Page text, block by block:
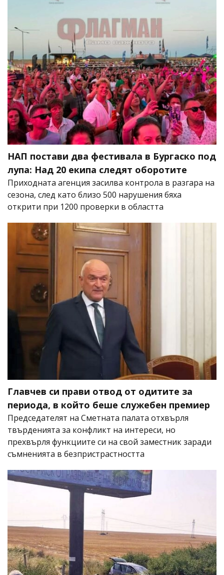
НАП постави два фестивала в Бургаско под
лупа: Над 20 екипа следят оборотите
Приходната агенция засилва контрола в разгара на
сезона, след като близо 500 нарушения бяха
открити при 1200 проверки в областта
Главчев си прави отвод от одитите за
периода, в който беше служебен премиер
Председателят на Сметната палата отхвърля
твърденията за конфликт на интереси, но
прехвърля функциите си на свой заместник заради
съмненията в безпристрастността